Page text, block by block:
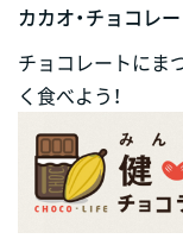
カカオ・チョコレ
チョコレートにま
く食べよう！